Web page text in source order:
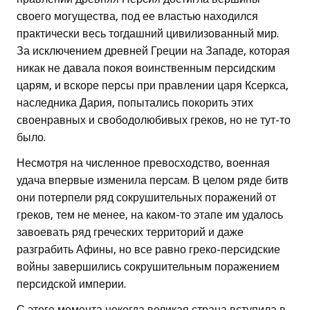
своего могущества, под ее властью находился
практически весь тогдашний цивилизованный мир.
За исключением древней Греции на Западе, которая
никак не давала покоя воинственным персидским
царям, и вскоре персы при правлении царя Ксеркса,
наследника Дария, попытались покорить этих
своенравных и свободолюбивых греков, но не тут-то
было.
Несмотря на численное превосходство, военная
удача впервые изменила персам. В целом ряде битв
они потерпели ряд сокрушительных поражений от
греков, тем не менее, на каком-то этапе им удалось
завоевать ряд греческих территорий и даже
разграбить Афины, но все равно греко-персидские
войны завершились сокрушительным поражением
персидской империи.